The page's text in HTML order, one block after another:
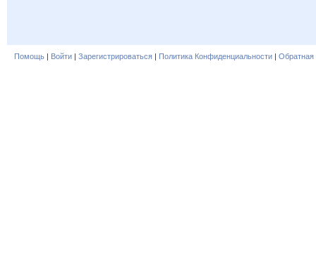
Помощь | Войти | Зарегистрироваться | Политика Конфиденциальности | Обратная